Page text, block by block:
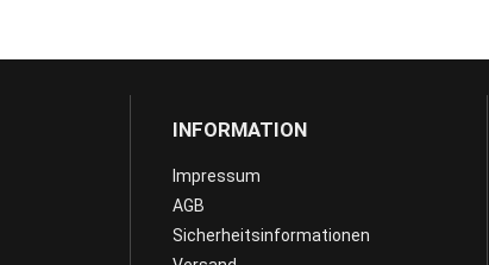
INFORMATION
Impressum
AGB
Sicherheitsinformationen